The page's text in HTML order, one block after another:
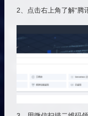
2、点击右上角了解“腾